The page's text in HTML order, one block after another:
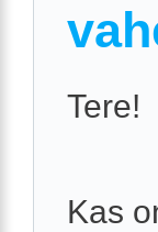
Tere!
Kas